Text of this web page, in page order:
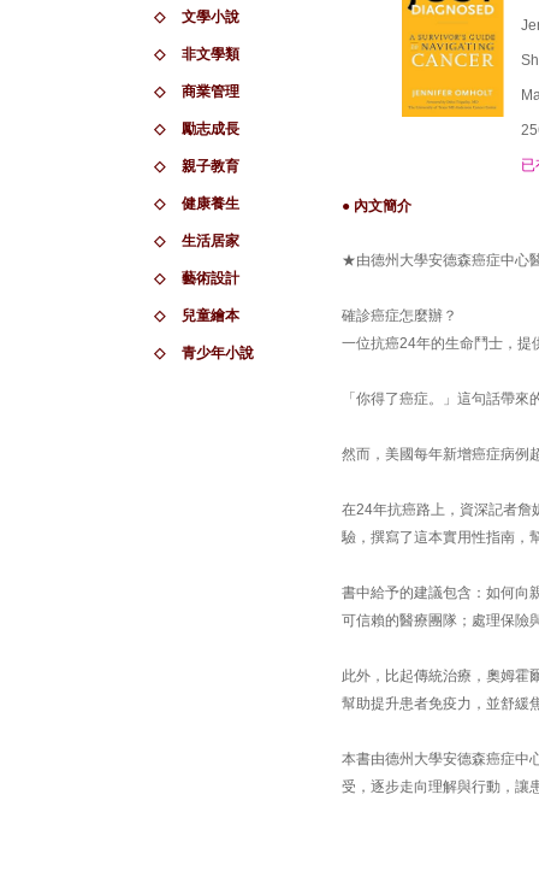
◇ 文學小說
◇ 非文學類
◇ 商業管理
◇ 勵志成長
◇ 親子教育
◇ 健康養生
◇ 生活居家
◇ 藝術設計
◇ 兒童繪本
◇ 青少年小說
● 內文簡介
★由德州大學安德森癌症中心
確診癌症怎麼辦？
一位抗癌24年的生命鬥士，提
「你得了癌症。」這句話帶
然而，美國每年新增癌症病例
在24年抗癌路上，資深記者詹
驗，撰寫了這本實用性指南，
書中給予的建議包含：如何向
可信賴的醫療團隊；處理保險
此外，比起傳統治療，奧姆霍
幫助提升患者免疫力，並舒緩
本書由德州大學安德森癌症中
受，逐步走向理解與行動，讓